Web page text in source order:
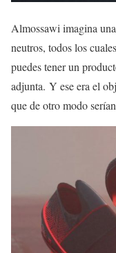
Almossawi imagina
neutros, todos los
puedes tener un
adjunta. Y ese era el
que de otro modo